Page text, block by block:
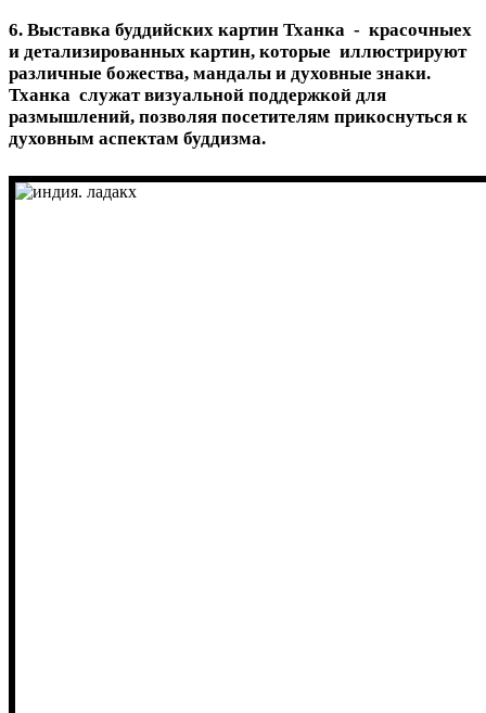
6. Выставка буддийских картин Тханка - красочныех
и детализированных картин, которые иллюстрируют
различные божества, мандалы и духовные знаки.
Тханка служат визуальной поддержкой для
размышлений, позволяя посетителям прикоснуться к
духовным аспектам буддизма.